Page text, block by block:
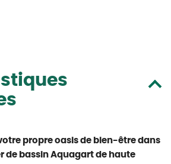
propre oasis de bien-être dans
de bassin Aquagart de haute